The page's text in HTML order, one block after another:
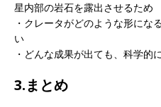
星内部の岩石を露出させるため
・クレータがどのような形にな
い
・どんな成果が出ても、科学的
3.まとめ